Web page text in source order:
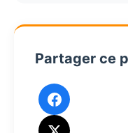
Partager ce